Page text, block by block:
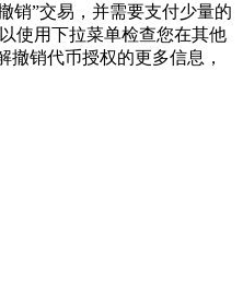
销”交易，并需要支付少量的
使用下拉菜单检查您在其他
撤销代币授权的更多信息，